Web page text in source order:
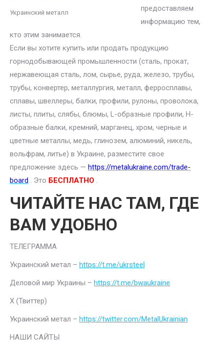
Украинский металл
предоставляем
информацию тем,
кто этим занимается.
Если вы хотите купить или продать продукцию
горнодобывающей промышленности (сталь, прокат,
нержавеющая сталь, лом, сырье, руда, железо, трубы,
трубы, конвертер, металлургия, металл, ферросплавы,
сплавы, швеллеры, балки, профили, рулоны, проволока,
листы, плиты, слябы, блюмы, L-образные профили, H-
образные балки, кремний, марганец, хром, черные и
цветные металлы, медь, глинозем, алюминий, никель,
вольфрам, литье) в Украине, разместите свое
предложение здесь — https://metalukraine.com/trade-
board . Это БЕСПЛАТНО .
ЧИТАЙТЕ НАС ТАМ, ГДЕ
ВАМ УДОБНО
ТЕЛЕГРАММА
Украинский метал – https://t.me/ukrsteel
Деловой мир Украины – https://t.me/bwaukraine
Х (Твиттер)
Украинский метал – https://twitter.com/MetalUkrainian
НАШИ САЙТЫ